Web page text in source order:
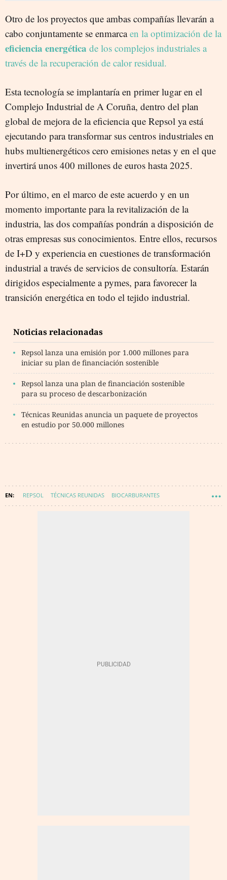
Otro de los proyectos que ambas compañías llevarán a
cabo conjuntamente se enmarcaen la optimización de la
eficiencia energética de los complejos industriales a
través de la recuperación de calor residual.
Esta tecnología se implantaría en primer lugar en el
Complejo Industrial de A Coruña, dentro del plan
global de mejora de la eficiencia que Repsol ya está
ejecutando para transformar sus centros industriales en
hubs multienergéticos cero emisiones netas y en el que
invertirá unos 400 millones de euros hasta 2025.
Por último, en el marco de este acuerdo y en un
momento importante para la revitalización de la
industria, las dos compañías pondrán a disposición de
otras empresas sus conocimientos. Entre ellos, recursos
de I+D y experiencia en cuestiones de transformación
industrial a través de servicios de consultoría. Estarán
dirigidos especialmente a pymes, para favorecer la
transición energética en todo el tejido industrial.
Noticias relacionadas
Repsol lanza una emisión por 1.000 millones para
iniciar su plan de financiación sostenible
Repsol lanza una plan de financiación sostenible
para su proceso de descarbonización
Técnicas Reunidas anuncia un paquete de proyectos
en estudio por 50.000 millones
REPSOL TÉCNICAS REUNIDAS BIOCARBURANTES